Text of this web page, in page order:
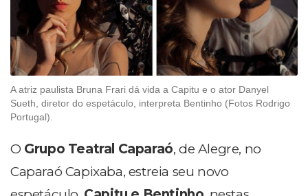
A atriz paulista Bruna Frari dá vida a Capitu e o ator Danyel
Sueth, diretor do espetáculo, interpreta Bentinho (Fotos Rodrigo
Portugal).
O Grupo Teatral Caparaó, de Alegre, no
Caparaó Capixaba, estreia seu novo